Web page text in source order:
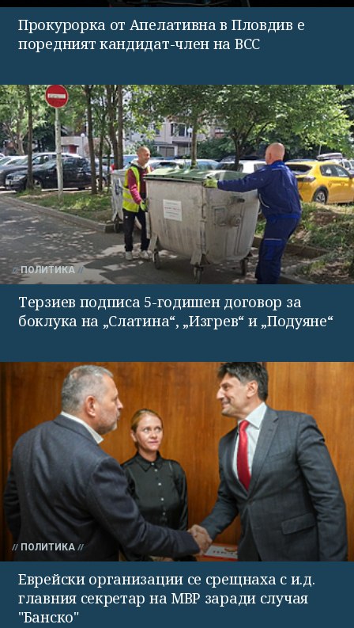
Прокурорка от Апелативна в Пловдив е
поредният кандидат-член на ВСС
ПОЛИТИКА
Терзиев подписа 5-годишен договор за
боклука на „Слатина“, „Изгрев“ и „Подуяне“
ПОЛИТИКА
Еврейски организации се срещнаха с и.д.
главния секретар на МВР заради случая
"Банско"